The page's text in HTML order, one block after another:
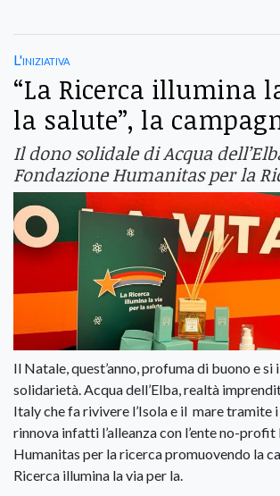
L'iniziativa
“La Ricerca illumina
la salute”, la
Il dono solidale di Acqua
Fondazione Humanitas per la
Il Natale, quest’anno, profuma di buono e si
solidarietà. Acqua dell’Elba, realtà
Italy che fa rivivere l’Isola e il mare tramite
rinnova infatti l’alleanza con l’ente no-profit
Humanitas per la ricerca promuovendo la
Ricerca illumina la via per la.